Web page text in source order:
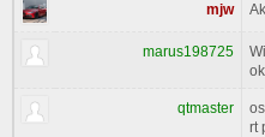
mjw
marus198725
qtmaster
rt